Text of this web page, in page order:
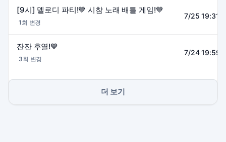
[9시] 멜로디 파티!💙 시참 노래 배틀 게임!💙
1회 변경
7/25
잔잔 후열!💙
3회 변경
7/24
더 보기